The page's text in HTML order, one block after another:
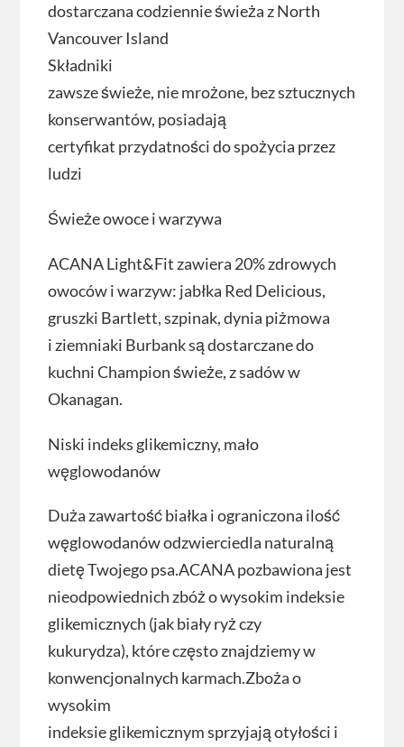
dostarczana codziennie świeża z North
Vancouver Island
Składniki
zawsze świeże, nie mrożone, bez sztucznych
konserwantów, posiadają
certyfikat przydatności do spożycia przez
ludzi
Świeże owoce i warzywa
ACANA Light&Fit zawiera 20% zdrowych
owoców i warzyw: jabłka Red Delicious,
gruszki Bartlett, szpinak, dynia piżmowa
i ziemniaki Burbank są dostarczane do
kuchni Champion świeże, z sadów w
Okanagan.
Niski indeks glikemiczny, mało
węglowodanów
Duża zawartość białka i ograniczona ilość
węglowodanów odzwierciedla naturalną
dietę Twojego psa.ACANA pozbawiona jest
nieodpowiednich zbóż o wysokim indeksie
glikemicznych (jak biały ryż czy
kukurydza), które często znajdziemy w
konwencjonalnych karmach.Zboża o
wysokim
indeksie glikemicznym sprzyjają otyłości i